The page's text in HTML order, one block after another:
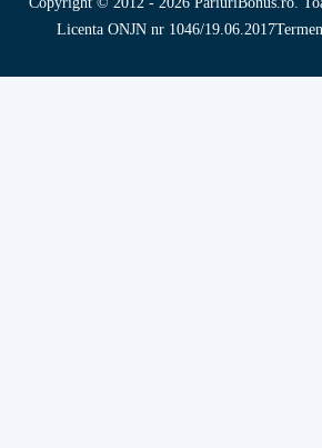
Licenta ONJN nr 1046/19.06.2017